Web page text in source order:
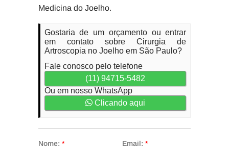
Medicina do Joelho.
Gostaria de um orçamento ou entrar
em contato sobre Cirurgia de
Artroscopia no Joelho em São Paulo?
Fale conosco pelo telefone
(11) 94715-5482
Ou em nosso WhatsApp
Clicando aqui
Nome: * Email: *